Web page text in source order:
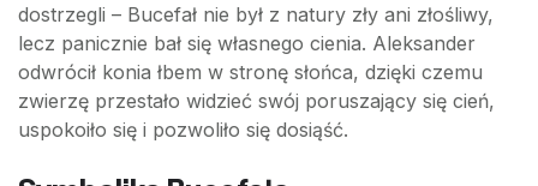
dostrzegli – Bucefał nie był z natury zły ani złośliwy,
lecz panicznie bał się własnego cienia. Aleksander
odwrócił konia łbem w stronę słońca, dzięki czemu
zwierzę przestało widzieć swój poruszający się cień,
uspokoiło się i pozwoliło się dosiąść.